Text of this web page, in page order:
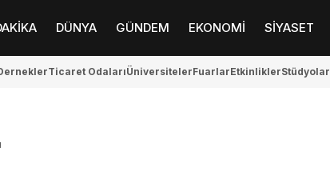
DÜNYA GÜNDEM EKONOMİ SİYASET
Ticaret OdalarıÜniversitelerFuarlarEtkinliklerStüdyolar